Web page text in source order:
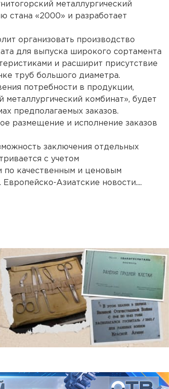
металлургический
стана «2000» и разработает
организовать производство
для выпуска широкого сортамента
и расширит присутствие
труб большого диаметра.
потребности в продукции,
комбинат», будет
предполагаемых заказов.
размещение и исполнение заказов
заключения отдельных
с учетом
по качественным и ценовым
Азиатские новости....